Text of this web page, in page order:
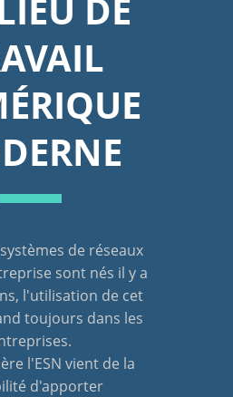
DE
de réseaux
sont nés il y a
l'utilisation de cet
toujours dans les
l'ESN vient de la
d'apporter